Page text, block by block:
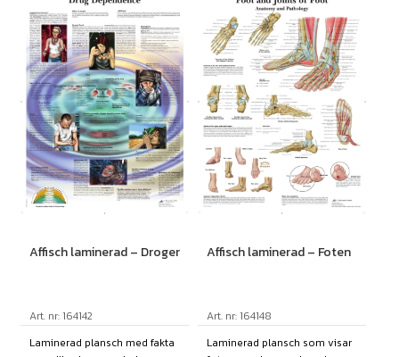
Affisch laminerad – Droger
Art. nr: 164142
Laminerad plansch med fakta
Affisch laminerad – Foten
Art. nr: 164148
Laminerad plansch som visar